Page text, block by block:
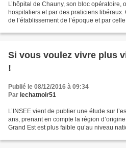
L’hôpital de Chauny, son bloc opératoire,
hospitaliers et par des praticiens
de l’établissement de l’époque et par
Si vous voulez vivre plus
!
Publié le 08/12/2016 à 09:34
Par lechatnoir51
L’INSEE vient de publier une étude sur
ans, prenant en compte la région
Grand Est est plus faible qu’au niveau